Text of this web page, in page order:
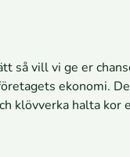
så vill vi ge er
ekonomi.
klövverka halta